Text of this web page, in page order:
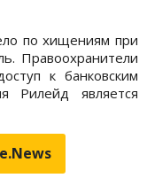
по хищениям при
Правоохранители
к банковским
Рилейд является